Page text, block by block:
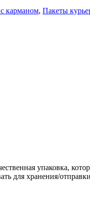
карманом, Пакеты
упаковка,
для хранения/